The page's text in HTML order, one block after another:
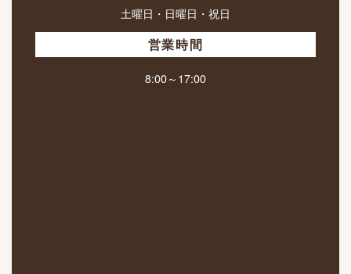
土曜日・日曜日・祝日
営業時間
8:00～17:00